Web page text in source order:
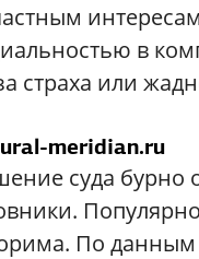
в
страха или
meridian.ru
суда бурно
По данным